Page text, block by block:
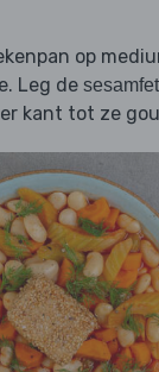
op
Leg de
kant tot ze